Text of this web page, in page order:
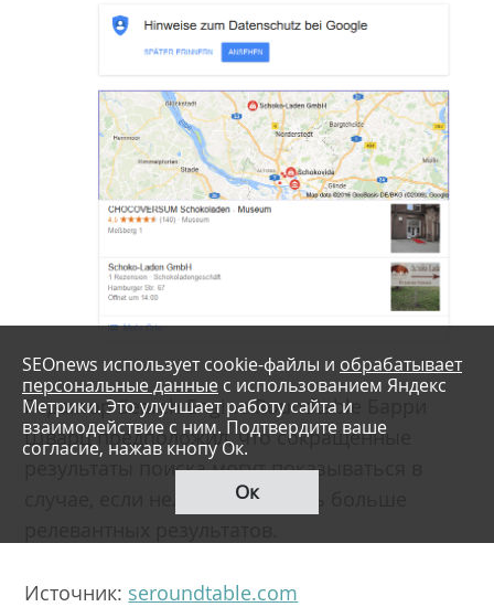
Редактор Search Engine Roundtable Барри
Шварц предположил, что сокращенные
результаты поиска могут показываться в
случае, если нельзя подобрать больше
Источник: seroundtable.com
SEOnews использует cookie-файлы и обрабатывает
персональные данные с использованием Яндекс
Метрики. Это улучшает работу сайта и
взаимодействие с ним. Подтвердите ваше
согласие, нажав кнопу Ок.
Ок